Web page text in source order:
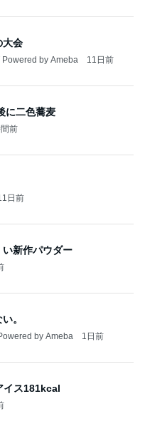
大会
by Ameba 11日前
に二色蕎麦
前
日前
新作パウダー
。
by Ameba 1日前
イス181kcal